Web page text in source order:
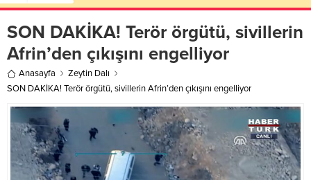
SON DAKİKA! Terör örgütü, sivillerin
Afrin’den çıkışını engelliyor
Anasayfa
Zeytin Dalı
SON DAKİKA! Terör örgütü, sivillerin Afrin’den çıkışını engelliyor